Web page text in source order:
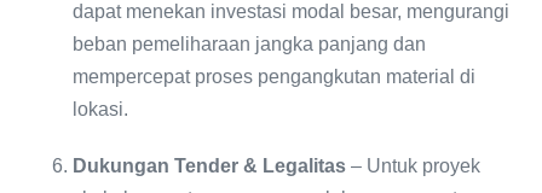
dapat menekan investasi modal besar, mengurangi
beban pemeliharaan jangka panjang dan
mempercepat proses pengangkutan material di
lokasi.
Dukungan Tender & Legalitas – Untuk proyek